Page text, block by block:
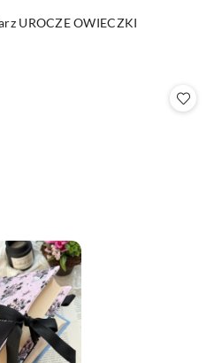
UROCZE OWIECZKI